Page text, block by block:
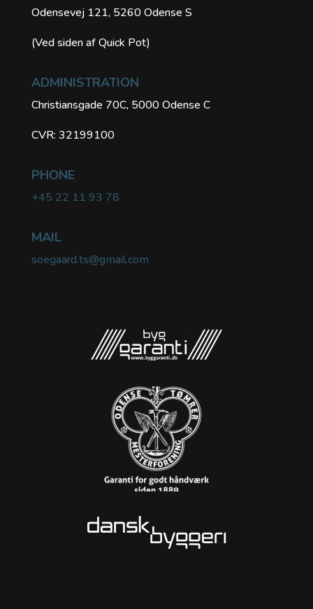
Odensevej 121, 5260 Odense S
(Ved siden af Quick Pot)
ADMINISTRATION
Christiansgade 70C, 5000 Odense C
CVR: 32199100
PHONE
+45 22 11 93 78
MAIL
soegaard.ts@gmail.com